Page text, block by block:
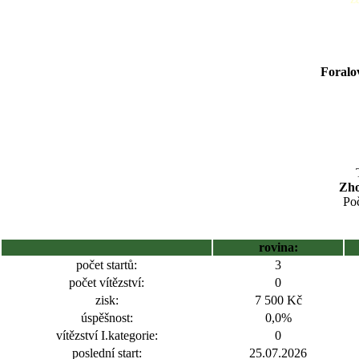
rovina:
počet startů:
3
počet vítězství:
0
zisk:
7 500 Kč
úspěšnost:
0,0%
vítězství I.kategorie:
0
poslední start:
25.07.2026